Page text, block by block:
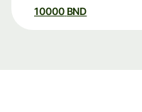
10000 BND